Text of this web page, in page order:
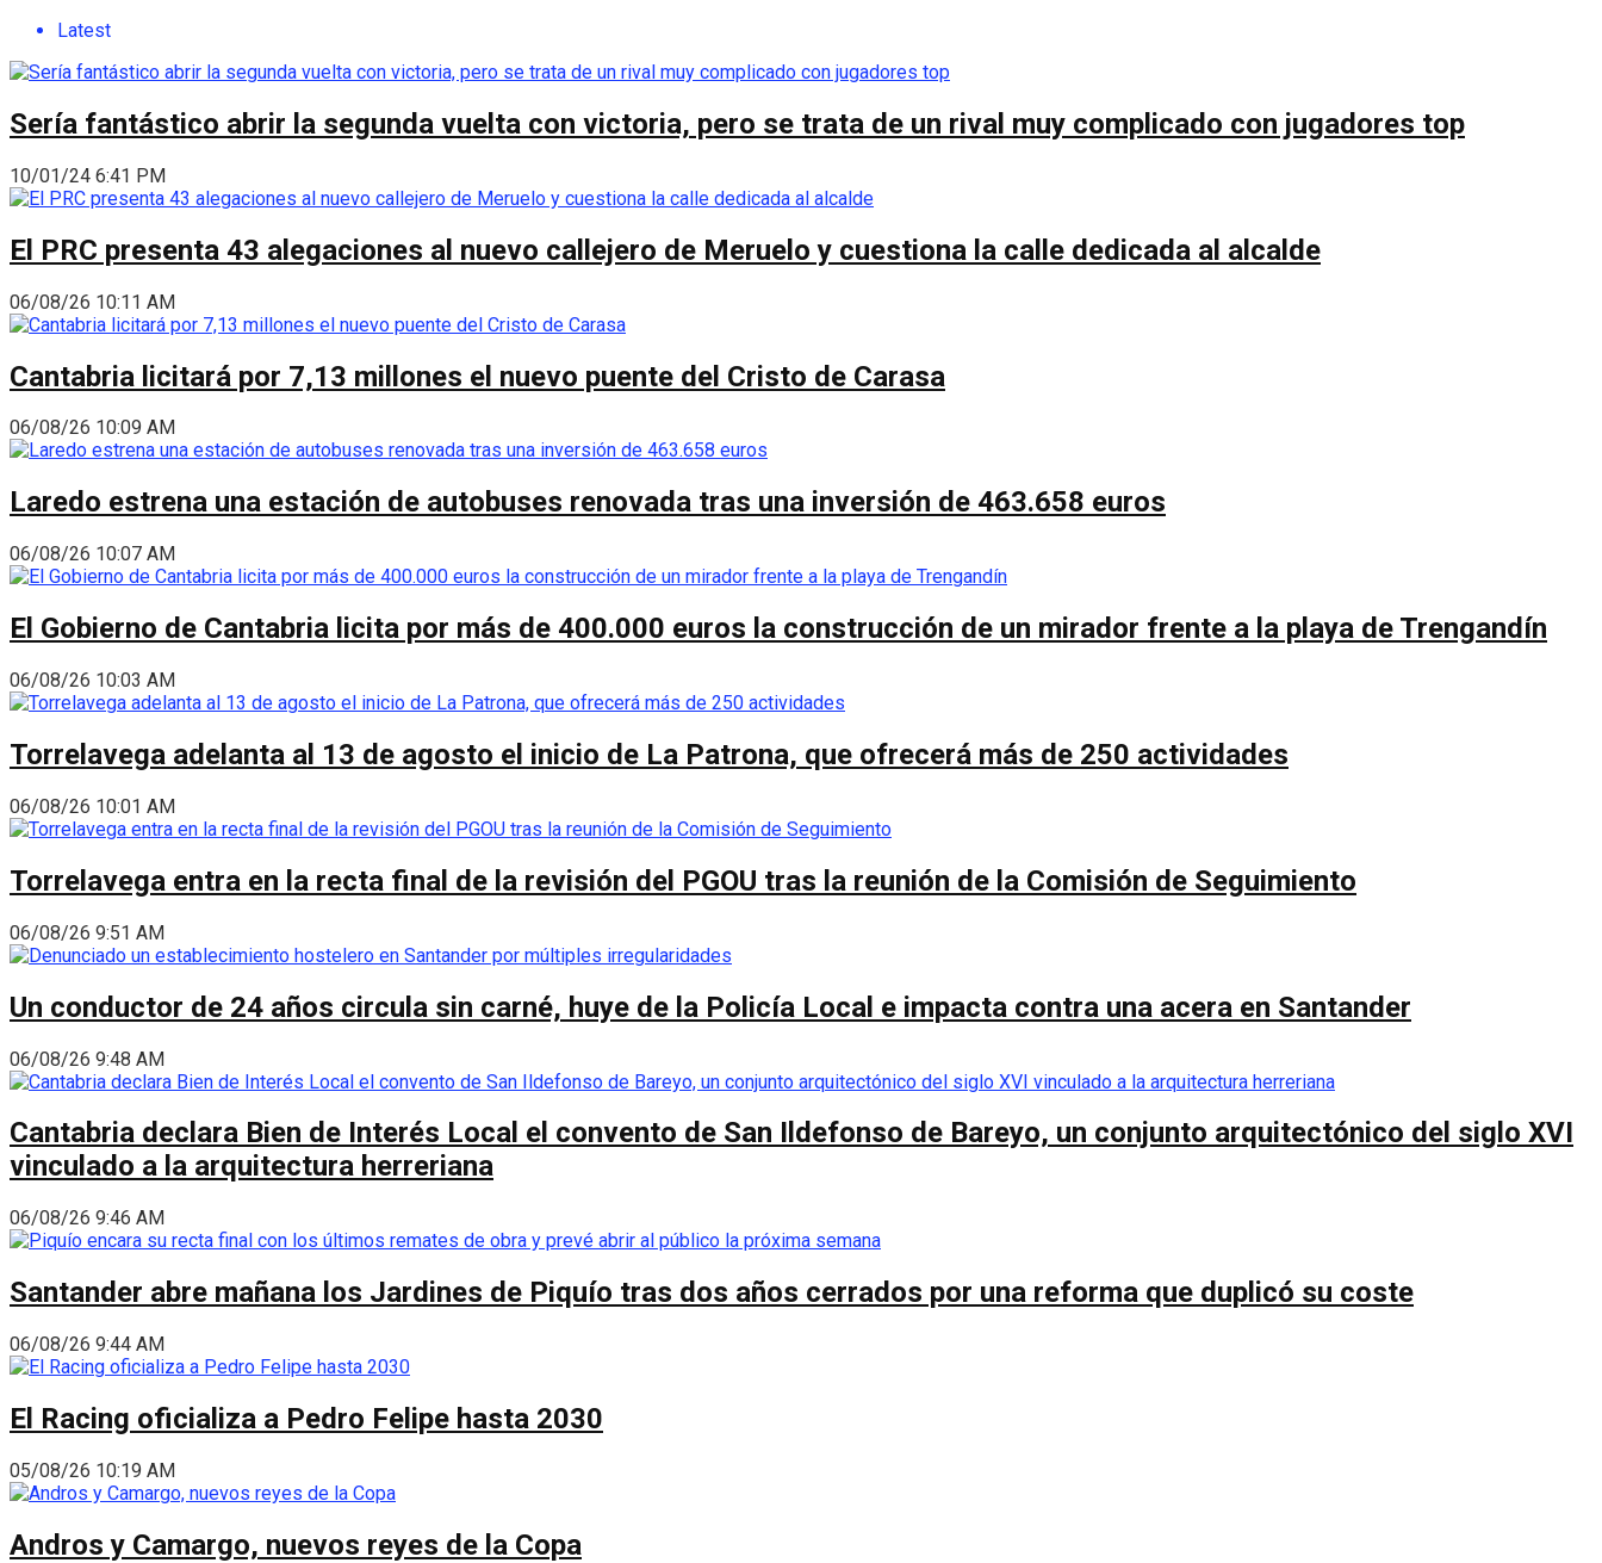
Latest
Sería fantástico abrir la segunda vuelta con victoria, pero se trata de un rival muy complicado con jugadores top
10/01/24 6:41 PM
El PRC presenta 43 alegaciones al nuevo callejero de Meruelo y cuestiona la calle dedicada al alcalde
06/08/26 10:11 AM
Cantabria licitará por 7,13 millones el nuevo puente del Cristo de Carasa
06/08/26 10:09 AM
Laredo estrena una estación de autobuses renovada tras una inversión de 463.658 euros
06/08/26 10:07 AM
El Gobierno de Cantabria licita por más de 400.000 euros la construcción de un mirador frente a la playa de Trengandín
06/08/26 10:03 AM
Torrelavega adelanta al 13 de agosto el inicio de La Patrona, que ofrecerá más de 250 actividades
06/08/26 10:01 AM
Torrelavega entra en la recta final de la revisión del PGOU tras la reunión de la Comisión de Seguimiento
06/08/26 9:51 AM
Un conductor de 24 años circula sin carné, huye de la Policía Local e impacta contra una acera en Santander
06/08/26 9:48 AM
Cantabria declara Bien de Interés Local el convento de San Ildefonso de Bareyo, un conjunto arquitectónico del siglo XVI
vinculado a la arquitectura herreriana
06/08/26 9:46 AM
Santander abre mañana los Jardines de Piquío tras dos años cerrados por una reforma que duplicó su coste
06/08/26 9:44 AM
El Racing oficializa a Pedro Felipe hasta 2030
05/08/26 10:19 AM
Andros y Camargo, nuevos reyes de la Copa